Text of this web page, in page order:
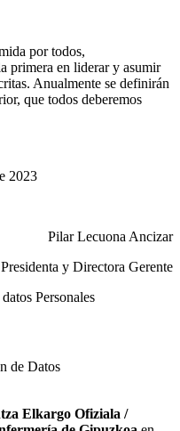
por todos,
primera en liderar y asumir
Anualmente se definirán
que todos deberemos
2023
Pilar Lecuona Ancizar
Presidenta y Directora Gerente
Personales
de Datos
Elkargo Ofiziala /